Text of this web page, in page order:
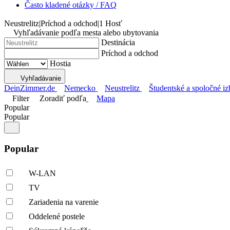
Často kladené otázky / FAQ
Neustrelitz|Príchod a odchod|1 Hosť
Vyhľadávanie podľa mesta alebo ubytovania
Destinácia
Príchod a odchod
Hostia
Vyhľadávanie
DeinZimmer.de Nemecko Neustrelitz
Študentské a spoločné
Filter
Zoradiť podľa
Mapa
Popular
Popular
Popular
W-LAN
TV
Zariadenia na varenie
Oddelené postele